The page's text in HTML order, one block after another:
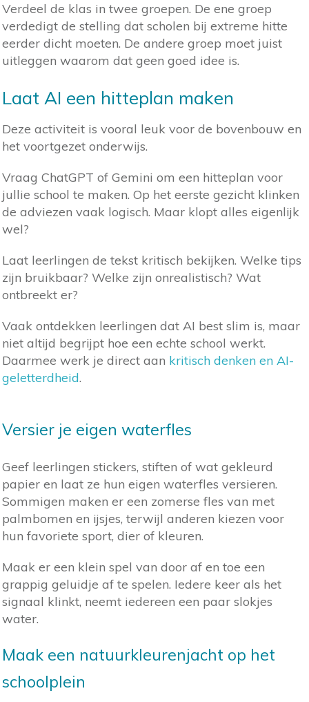
Verdeel de klas in twee groepen. De ene groep
verdedigt de stelling dat scholen bij extreme hitte
eerder dicht moeten. De andere groep moet juist
uitleggen waarom dat geen goed idee is.
Laat AI een hitteplan maken
Deze activiteit is vooral leuk voor de bovenbouw en
het voortgezet onderwijs.
Vraag ChatGPT of Gemini om een hitteplan voor
jullie school te maken. Op het eerste gezicht klinken
de adviezen vaak logisch. Maar klopt alles eigenlijk
wel?
Laat leerlingen de tekst kritisch bekijken. Welke tips
zijn bruikbaar? Welke zijn onrealistisch? Wat
ontbreekt er?
Vaak ontdekken leerlingen dat AI best slim is, maar
niet altijd begrijpt hoe een echte school werkt.
Daarmee werk je direct aan kritisch denken en AI-
geletterdheid.
Versier je eigen waterfles
Geef leerlingen stickers, stiften of wat gekleurd
papier en laat ze hun eigen waterfles versieren.
Sommigen maken er een zomerse fles van met
palmbomen en ijsjes, terwijl anderen kiezen voor
hun favoriete sport, dier of kleuren.
Maak er een klein spel van door af en toe een
grappig geluidje af te spelen. Iedere keer als het
signaal klinkt, neemt iedereen een paar slokjes
water.
Maak een natuurkleurenjacht op het
schoolplein